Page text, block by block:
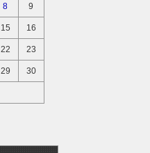
8 9
15 16
22 23
29 30